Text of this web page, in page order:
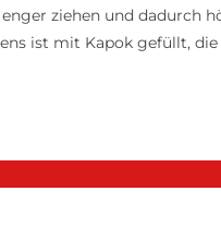
ziehen und dadurch
ist mit Kapok gefüllt,